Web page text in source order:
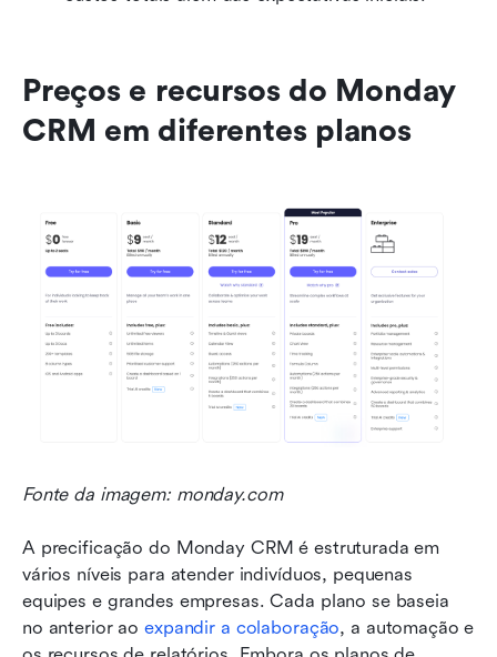
Preços e recursos do Monday
CRM em diferentes planos
Fonte da imagem: monday.com
A precificação do Monday CRM é estruturada em
vários níveis para atender indivíduos, pequenas
equipes e grandes empresas. Cada plano se baseia
no anterior ao expandir a colaboração, a automação e